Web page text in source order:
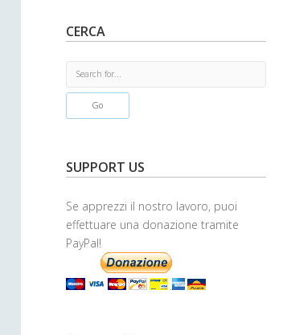
CERCA
e
h
SUPPORT US
Se apprezzi il nostro lavoro, puoi
effettuare una donazione tramite
PayPal!